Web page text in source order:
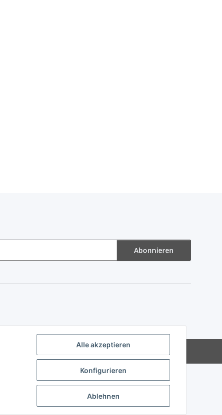
Alle akzeptieren
Konfigurieren
Ablehnen
Abonnieren